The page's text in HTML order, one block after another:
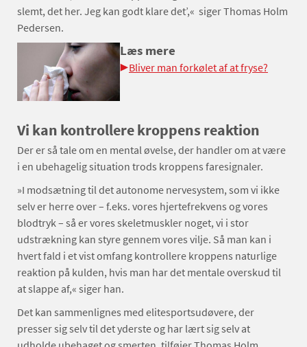
slemt, det her. Jeg kan godt klare det’,« siger Thomas Holm
Pedersen.
Læs mere
Bliver man forkølet af at fryse?
Vi kan kontrollere kroppens reaktion
Der er så tale om en mental øvelse, der handler om at være
i en ubehagelig situation trods kroppens faresignaler.
»I modsætning til det autonome nervesystem, som vi ikke
selv er herre over – f.eks. vores hjertefrekvens og vores
blodtryk – så er vores skeletmuskler noget, vi i stor
udstrækning kan styre gennem vores vilje. Så man kan i
hvert fald i et vist omfang kontrollere kroppens naturlige
reaktion på kulden, hvis man har det mentale overskud til
at slappe af,« siger han.
Det kan sammenlignes med elitesportsudøvere, der
presser sig selv til det yderste og har lært sig selv at